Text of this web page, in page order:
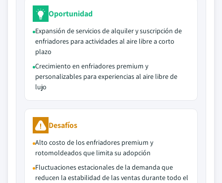
Oportunidad
Expansión de servicios de alquiler y suscripción de
enfriadores para actividades al aire libre a corto
plazo
Crecimiento en enfriadores premium y
personalizables para experiencias al aire libre de
lujo
Desafíos
Alto costo de los enfriadores premium y
rotomoldeados que limita su adopción
Fluctuaciones estacionales de la demanda que
reducen la estabilidad de las ventas durante todo el